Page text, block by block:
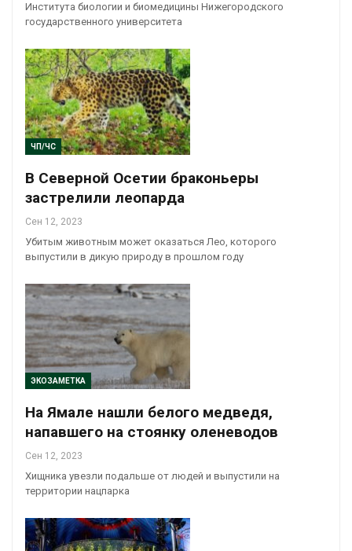
Института биологии и биомедицины Нижегородского
государственного университета
ЧП/ЧС
В Северной Осетии браконьеры
застрелили леопарда
Сен 12, 2023
Убитым животным может оказаться Лео, которого
выпустили в дикую природу в прошлом году
ЭКОЗАМЕТКА
На Ямале нашли белого медведя,
напавшего на стоянку оленеводов
Сен 12, 2023
Хищника увезли подальше от людей и выпустили на
территории нацпарка